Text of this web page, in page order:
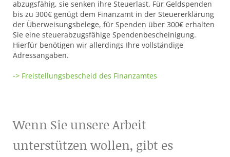
abzugsfähig, sie senken ihre Steuerlast. Für Geldspenden
bis zu 300€ genügt dem Finanzamt in der Steuererklärung
der Überweisungsbelege, für Spenden über 300€ erhalten
Sie eine steuerabzugsfähige Spendenbescheinigung.
Hierfür benötigen wir allerdings Ihre vollständige
Adressangaben.
-> Freistellungsbescheid des Finanzamtes
Wenn Sie unsere Arbeit
unterstützen wollen, gibt es